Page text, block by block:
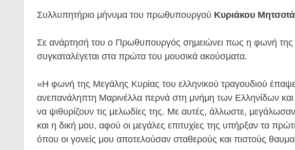
Συλλυπητήριο μήνυμα του πρωθυπουργού Κυριάκου
Σε ανάρτησή του ο Πρωθυπουργός σημειώνει πως η φωνή της
συγκαταλέγεται στα πρώτα του μουσικά ακούσματα.
«Η φωνή της Μεγάλης Κυρίας του ελληνικού τραγουδιού
ανεπανάληπτη Μαρινέλλα περνά στη μνήμη των Ελληνίδων
να ψιθυρίζουν τις μελωδίες της. Με αυτές, άλλωστε,
και η δική μου, αφού οι μεγάλες επιτυχίες της υπήρξαν τα
όπου οι γονείς μου αποτελούσαν σταθερούς και πιστούς